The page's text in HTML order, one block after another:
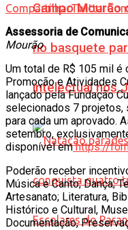
Campo Mourão
no basquete
intelectual nos
CompartilharTwittar
Assessoria de
Mourão
Um total de R$ 105 mil é
Promoção e Atividades
lançado pela Fundação
selecionados 7 projetos,
para cada um aprovado.
setembro,
disponível emhttps://
Poderão receber
Música e Canto; Dança;
Artesanato; Literatura,
Histórico e Cultural,
Documentação,